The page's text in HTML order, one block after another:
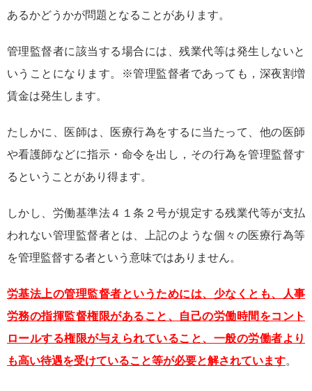
あるかどうかが問題となることがあります。
管理監督者に該当する場合には、残業代等は発生しないと
いうことになります。※管理監督者であっても，深夜割増
賃金は発生します。
たしかに、医師は、医療行為をするに当たって、他の医師
や看護師などに指示・命令を出し，その行為を管理監督す
るということがあり得ます。
しかし、労働基準法４１条２号が規定する残業代等が支払
われない管理監督者とは、上記のような個々の医療行為等
を管理監督する者という意味ではありません。
労基法上の管理監督者というためには、少なくとも、人事
労務の指揮監督権限があること、自己の労働時間をコント
ロールする権限が与えられていること、一般の労働者より
も高い待遇を受けていること等が必要と解されています。